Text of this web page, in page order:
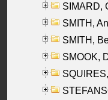
SIMARD,
SMITH,
SMITH,
SMOOK,